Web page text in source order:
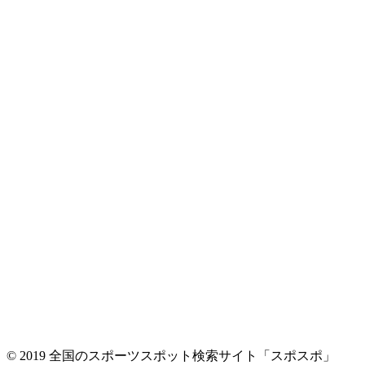
© 2019 全国のスポーツスポット検索サイト「スポスポ」